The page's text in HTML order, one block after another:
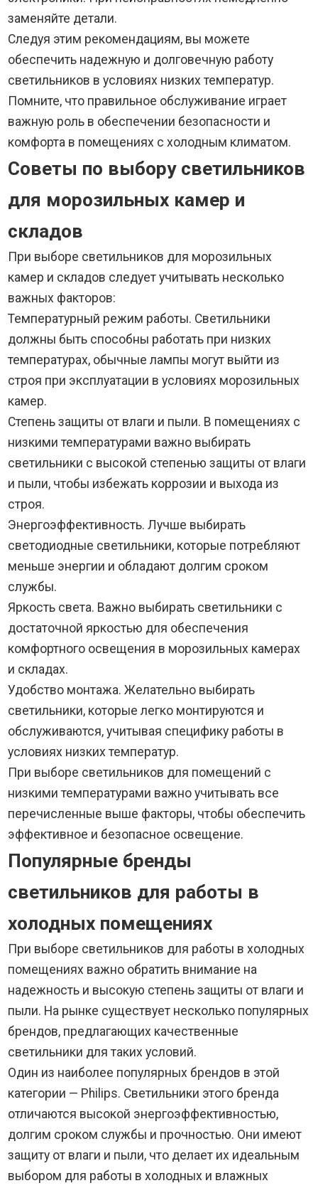
заменяйте детали.
Следуя этим рекомендациям, вы можете
обеспечить надежную и долговечную работу
светильников в условиях низких температур.
Помните, что правильное обслуживание играет
важную роль в обеспечении безопасности и
комфорта в помещениях с холодным климатом.
Советы по выбору светильников
для морозильных камер и
складов
При выборе светильников для морозильных
камер и складов следует учитывать несколько
важных факторов:
Температурный режим работы. Светильники
должны быть способны работать при низких
температурах, обычные лампы могут выйти из
строя при эксплуатации в условиях морозильных
камер.
Степень защиты от влаги и пыли. В помещениях с
низкими температурами важно выбирать
светильники с высокой степенью защиты от влаги
и пыли, чтобы избежать коррозии и выхода из
строя.
Энергоэффективность. Лучше выбирать
светодиодные светильники, которые потребляют
меньше энергии и обладают долгим сроком
службы.
Яркость света. Важно выбирать светильники с
достаточной яркостью для обеспечения
комфортного освещения в морозильных камерах
и складах.
Удобство монтажа. Желательно выбирать
светильники, которые легко монтируются и
обслуживаются, учитывая специфику работы в
условиях низких температур.
При выборе светильников для помещений с
низкими температурами важно учитывать все
перечисленные выше факторы, чтобы обеспечить
эффективное и безопасное освещение.
Популярные бренды
светильников для работы в
холодных помещениях
При выборе светильников для работы в холодных
помещениях важно обратить внимание на
надежность и высокую степень защиты от влаги и
пыли. На рынке существует несколько популярных
брендов, предлагающих качественные
светильники для таких условий.
Один из наиболее популярных брендов в этой
категории — Philips. Светильники этого бренда
отличаются высокой энергоэффективностью,
долгим сроком службы и прочностью. Они имеют
защиту от влаги и пыли, что делает их идеальным
выбором для работы в холодных и влажных